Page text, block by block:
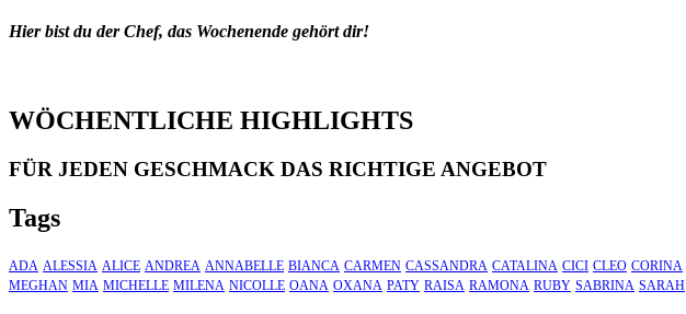
Hier bist du der Chef, das Wochenende gehört dir!
WÖCHENTLICHE HIGHLIGHTS
FÜR JEDEN GESCHMACK DAS RICHTIGE ANGEBOT
Tags
ADA ALESSIA ALICE ANDREA ANNABELLE BIANCA CARMEN CASSANDRA CATALINA CICI CLEO CORINA
MEGHAN MIA MICHELLE MILENA NICOLLE OANA OXANA PATY RAISA RAMONA RUBY SABRINA SARAH